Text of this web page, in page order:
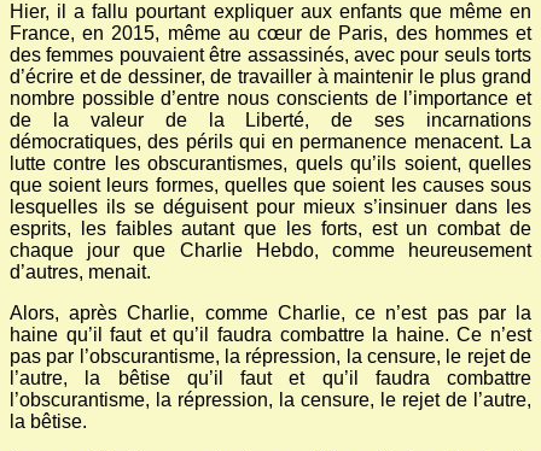
Hier, il a fallu pourtant expliquer aux enfants que même en
France, en 2015, même au cœur de Paris, des hommes et
des femmes pouvaient être assassinés, avec pour seuls torts
d’écrire et de dessiner, de travailler à maintenir le plus grand
nombre possible d’entre nous conscients de l’importance et
de la valeur de la Liberté, de ses incarnations
démocratiques, des périls qui en permanence menacent. La
lutte contre les obscurantismes, quels qu’ils soient, quelles
que soient leurs formes, quelles que soient les causes sous
lesquelles ils se déguisent pour mieux s’insinuer dans les
esprits, les faibles autant que les forts, est un combat de
chaque jour que Charlie Hebdo, comme heureusement
d’autres, menait.
Alors, après Charlie, comme Charlie, ce n’est pas par la
haine qu’il faut et qu’il faudra combattre la haine. Ce n’est
pas par l’obscurantisme, la répression, la censure, le rejet de
l’autre, la bêtise qu’il faut et qu’il faudra combattre
l’obscurantisme, la répression, la censure, le rejet de l’autre,
la bêtise.